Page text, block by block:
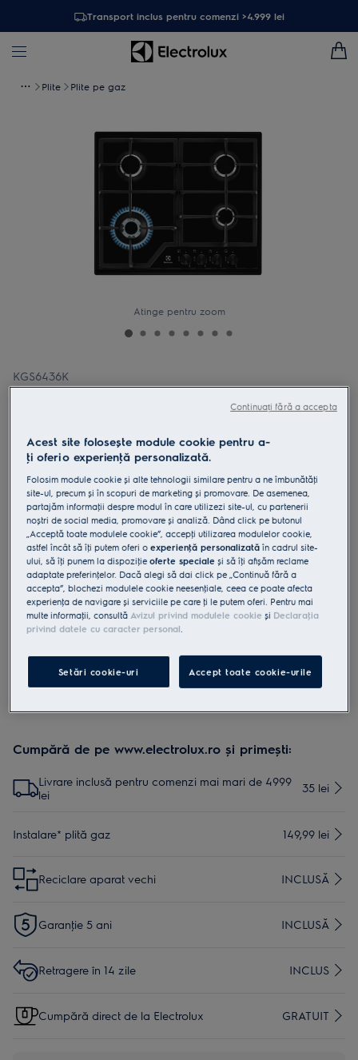
Transport inclus pentru comenzi >4.999 lei
Plite Plite pe gaz
Atinge pentru zoom
KGS6436K
Plită gaz 60 cm Negru
0 (0)
Beneficii
Direcţionează căldura direct către vase și simplifică gătitul de zi cu zi
Direcţionează căldura direct către vase și simplifică gătitul de zi cu zi
Gătește la niveluri foarte ridicate de căldură cu arzătorul puternic
Wok.
conform regulamentului UE 2023/988 sunt enumerate în
capitolele 1 și 2 din manualul de utilizare. Pentru utilizarea în
siguranţă a produsului, citește manualul de utilizare complet.
Cumpără de pe www.electrolux.ro și primești:
Livrare inclusă pentru comenzi mai mari de 4999
lei
35 lei
Instalare* plită gaz 149,99 lei
Reciclare aparat vechi INCLUSĂ
Garanţie 5 ani INCLUSĂ
Retragere în 14 zile INCLUS
Cumpără direct de la Electrolux GRATUIT
Acest site folosește module cookie pentru a-
ţi oferi o experienţă personalizată.
Folosim module cookie și alte tehnologii similare pentru a ne îmbunătăţi
site-ul, precum și în scopuri de marketing și promovare. De asemenea,
partajăm informaţii despre modul în care utilizezi site-ul, cu partenerii
noștri de social media, promovare și analiză. Dând click pe butonul
„Acceptă toate modulele cookie”, accepţi utilizarea modulelor cookie,
astfel încât să îţi putem oferi oexperienţă personalizată în cadrul site-
ului, să îţi punem la dispoziţieoferte speciale și să îţi afișăm reclame
adaptate preferinţelor. Dacă alegi să dai click pe „Continuă fără a
accepta”, blochezi modulele cookie neesenţiale, ceea ce poate afecta
experienţa de navigare și serviciile pe care ţi le putem oferi. Pentru mai
multe informaţii, consultă Avizul privind modulele cookie și Declaraţia
privind datele cu caracter personal.
Setări cookie-uri Accept toate cookie-urile
Continuați fără a accepta